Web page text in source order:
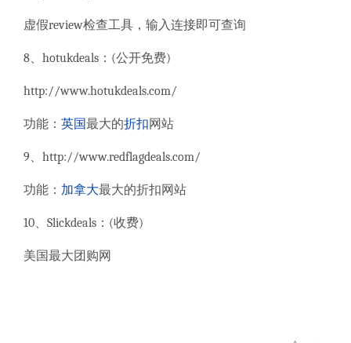
虚假review检查工具，输入连接即可查询
8、 hotukdeals ： (公开免费)
http://www.hotukdeals.com/
功能： 英国最大的折扣网站
9、 http://www.redflagdeals.com/
功能： 加拿大最大的折扣网站
10、 Slickdeals ： (收费)
美国最大团购网